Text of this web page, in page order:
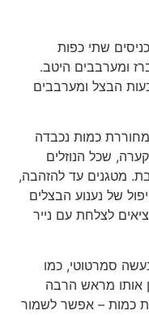
שתי כפות
ומערבבים היטב.
הבצל ומערבבים
כמות נכבדה
שכל הנוזלים
מטגנים עד להזהבה,
של נענוע הבצלים
לצלחת עם נייר
סמרטוטי, כמו
מראש הרבה
– אפשר לשמור